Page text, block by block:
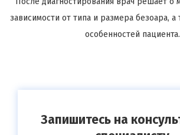
зависимости от типа и размера безоара, а
особенностей пациента.
Запишитесь на